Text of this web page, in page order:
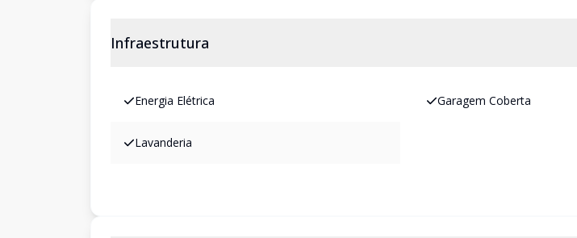
Infraestrutura
Energia Elétrica Garagem Coberta
Lavanderia